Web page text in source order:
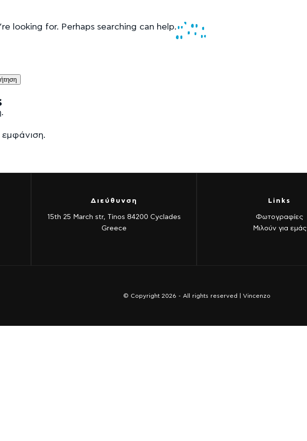
looking for. Perhaps searching can help.
Διεύθυνση
15th 25 March str, Tinos 84200 Cyclades
Greece
Links
Φωτογραφίες
Μιλούν για εμάς
© Copyright 2026 - All rights reserved | Vincenzo